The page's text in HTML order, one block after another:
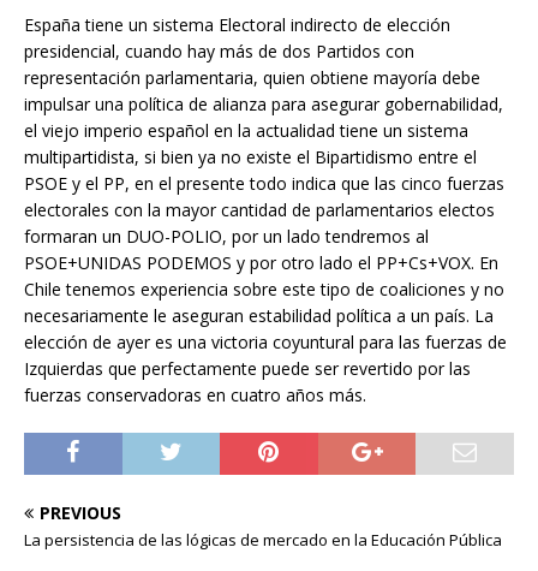
España tiene un sistema Electoral indirecto de elección
presidencial, cuando hay más de dos Partidos con
representación parlamentaria, quien obtiene mayoría debe
impulsar una política de alianza para asegurar gobernabilidad,
el viejo imperio español en la actualidad tiene un sistema
multipartidista, si bien ya no existe el Bipartidismo entre el
PSOE y el PP, en el presente todo indica que las cinco fuerzas
electorales con la mayor cantidad de parlamentarios electos
formaran un DUO-POLIO, por un lado tendremos al
PSOE+UNIDAS PODEMOS y por otro lado el PP+Cs+VOX. En
Chile tenemos experiencia sobre este tipo de coaliciones y no
necesariamente le aseguran estabilidad política a un país. La
elección de ayer es una victoria coyuntural para las fuerzas de
Izquierdas que perfectamente puede ser revertido por las
fuerzas conservadoras en cuatro años más.
PREVIOUS
La persistencia de las lógicas de mercado en la Educación Pública